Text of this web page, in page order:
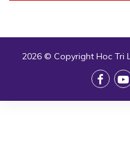
2026 © Copyright Hoc Tri